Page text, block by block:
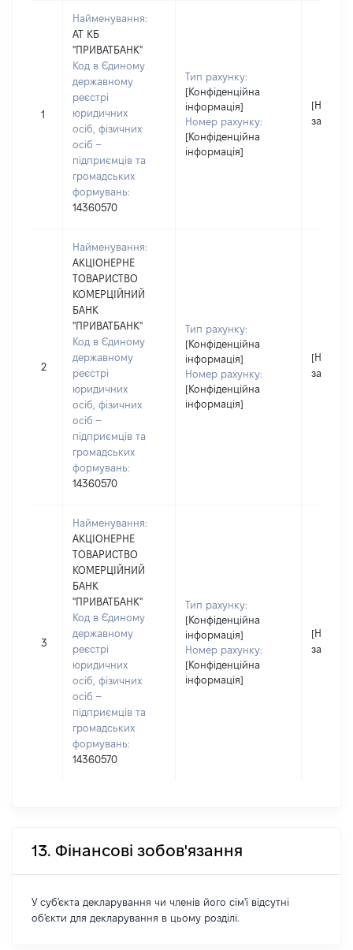
1
Найменування:
АТ КБ
"ПРИВАТБАНК"
Код в Єдиному
державному
реєстрі
юридичних
осіб, фізичних
осіб –
підприємців та
громадських
формувань:
14360570
Тип рахунку:
[Конфіденційна
інформація]
Номер рахунку:
[Конфіденційна
інформація]
[Не
2
Найменування:
АКЦІОНЕРНЕ
ТОВАРИСТВО
КОМЕРЦІЙНИЙ
БАНК
"ПРИВАТБАНК"
Код в Єдиному
державному
реєстрі
юридичних
осіб, фізичних
осіб –
підприємців та
громадських
формувань:
14360570
Тип рахунку:
[Конфіденційна
інформація]
Номер рахунку:
[Конфіденційна
інформація]
[Не
3
Найменування:
АКЦІОНЕРНЕ
ТОВАРИСТВО
КОМЕРЦІЙНИЙ
БАНК
"ПРИВАТБАНК"
Код в Єдиному
державному
реєстрі
юридичних
осіб, фізичних
осіб –
підприємців та
громадських
формувань:
14360570
Тип рахунку:
[Конфіденційна
інформація]
Номер рахунку:
[Конфіденційна
інформація]
[Не
13. Фінансові зобов'язання
У суб'єкта декларування чи членів його сім'ї відсутні
об'єкти для декларування в цьому розділі.